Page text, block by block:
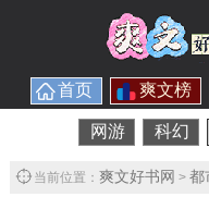
首页 爽文榜
网游 科幻
当前位置： 爽文好书网 > 都